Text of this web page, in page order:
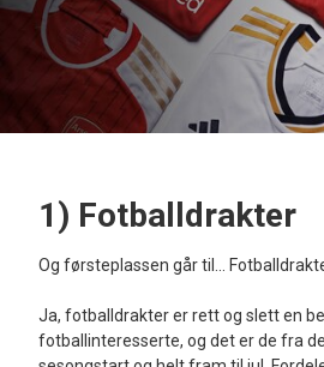
1) Fotballdrakter
Og førsteplassen går til...
Ja, fotballdrakter er rett og slett en
fotballinteresserte, og det er de fra